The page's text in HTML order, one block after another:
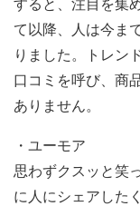
すると、注目を集
て以降、人は今ま
りました。トレン
口コミを呼び、商
ありません。
・ユーモア
思わずクスッと笑
に人にシェアした